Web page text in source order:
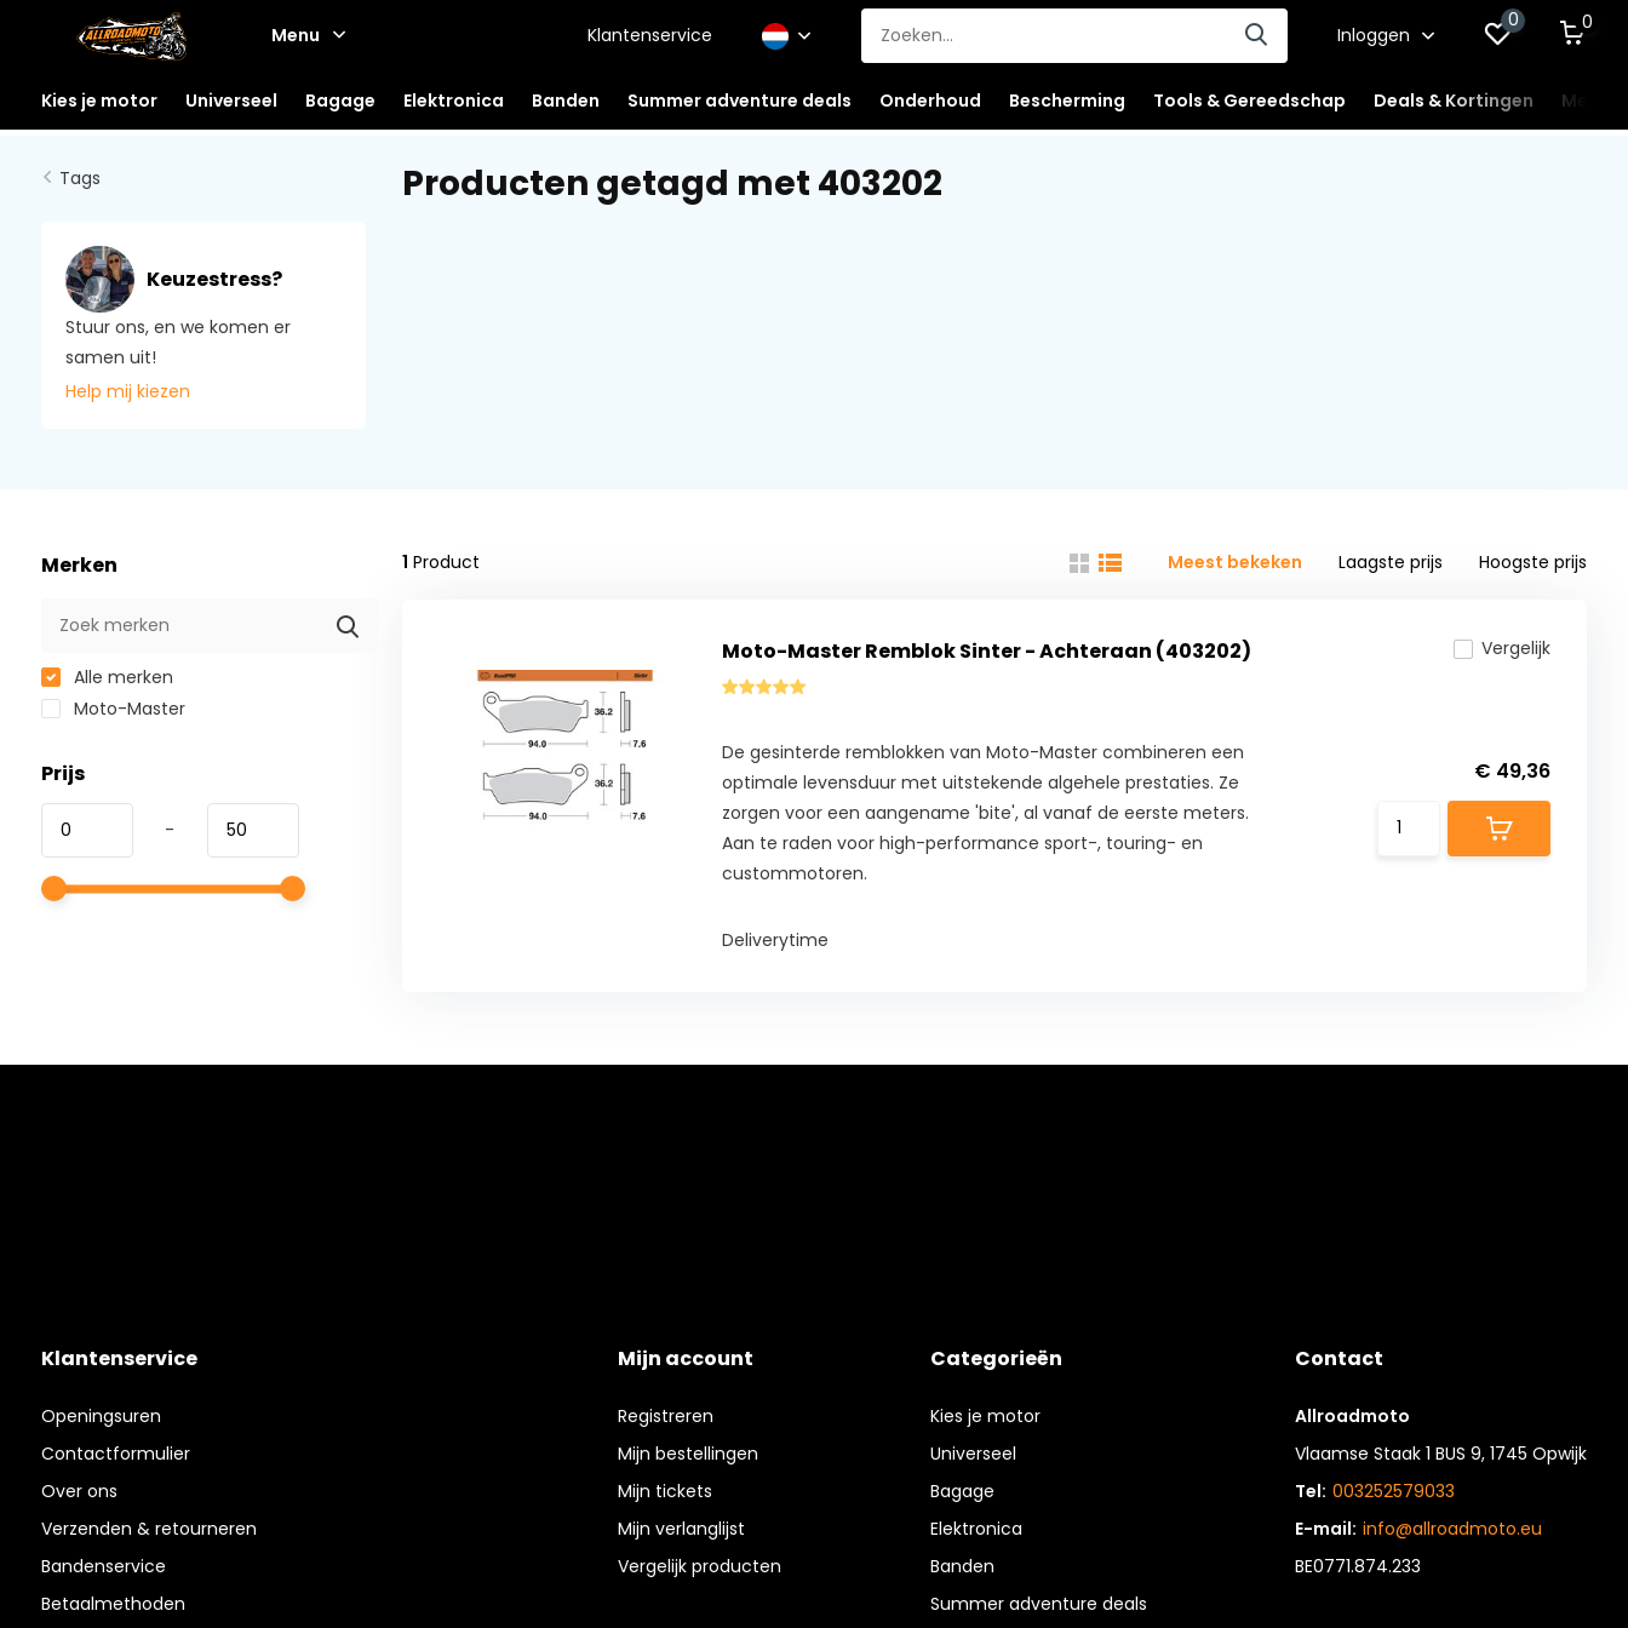
Menu Klantenservice Inloggen
0 0
Kies je motor Universeel Bagage Elektronica Banden Summer adventure deals Onderhoud Bescherming Tools & Gereedschap Deals & Kortingen
Tags
Keuzestress?
Stuur ons, en we komen er
samen uit!
Help mij kiezen
Producten getagd met 403202
Merken
Alle merken
Moto-Master
Prijs
-
1 Product Meest bekeken Laagste prijs Hoogste prijs
Moto-Master Remblok Sinter - Achteraan (403202)
De gesinterde remblokken van Moto-Master combineren een
optimale levensduur met uitstekende algehele prestaties. Ze
zorgen voor een aangename 'bite', al vanaf de eerste meters.
Aan te raden voor high-performance sport-, touring- en
custommotoren.
Deliverytime
Vergelijk
€ 49,36
Klantenservice
Openingsuren
Contactformulier
Over ons
Verzenden & retourneren
Bandenservice
Betaalmethoden
Mijn account
Registreren
Mijn bestellingen
Mijn tickets
Mijn verlanglijst
Vergelijk producten
Categorieën
Kies je motor
Universeel
Bagage
Elektronica
Banden
Summer adventure deals
Contact
Allroadmoto
Vlaamse Staak 1 BUS 9, 1745 Opwijk
Tel: 003252579033
E-mail: info@allroadmoto.eu
BE0771.874.233